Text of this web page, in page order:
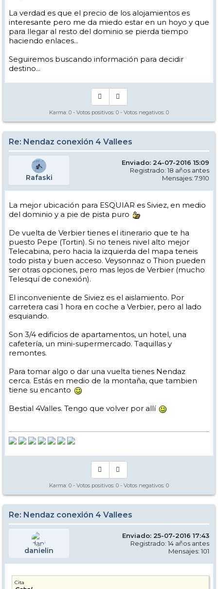
La verdad es que el precio de los alojamientos es
interesante pero me da miedo estar en un hoyo y que
para llegar al resto del dominio se pierda tiempo
haciendo enlaces...
Seguiremos buscando información para decidir
destino...
Karma: 0 - Votos positivos: 0 - Votos negativos: 0
Re: Nendaz conexión 4 Vallees
Rafaski
Enviado: 24-07-2016 15:09
Registrado: 18 años antes
Mensajes: 7.910
La mejor ubicación para ESQUIAR es Siviez, en medio
del dominio y a pie de pista puro
De vuelta de Verbier tienes el itinerario que te ha
puesto Pepe (Tortin). Si no teneis nivel alto mejor
Telecabina, pero hacia la izquierda del mapa teneis
todo pista y buen acceso. Veysonnaz o Thion pueden
ser otras opciones, pero mas lejos de Verbier (mucho
Telesquí de conexión).
El inconveniente de Siviez es el aislamiento. Por
carretera casi 1 hora en coche a Verbier, pero al lado
esquiando.
Son 3/4 edificios de apartamentos, un hotel, una
cafetería, un mini-supermercado. Taquillas y
remontes.
Para tomar algo o dar una vuelta tienes Nendaz
cerca. Estás en medio de la montaña, que tambien
tiene su encanto
Bestial 4Valles. Tengo que volver por allí
Karma: 0 - Votos positivos: 0 - Votos negativos: 0
Re: Nendaz conexión 4 Vallees
danielin
Enviado: 25-07-2016 17:43
Registrado: 14 años antes
Mensajes: 101
Cita